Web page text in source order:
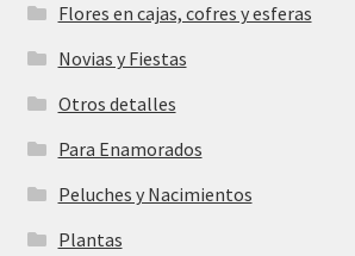
Flores en cajas, cofres y esferas
Novias y Fiestas
Otros detalles
Para Enamorados
Peluches y Nacimientos
Plantas